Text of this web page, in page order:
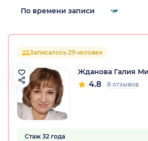
Записалось 29 человек
Жданова Галия
4.8 8 отзывов
Стаж 32 года